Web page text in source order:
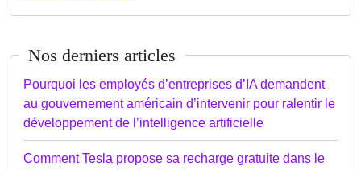
Nos derniers articles
Pourquoi les employés d’entreprises d’IA demandent
au gouvernement américain d’intervenir pour ralentir le
développement de l’intelligence artificielle
Comment Tesla propose sa recharge gratuite dans le